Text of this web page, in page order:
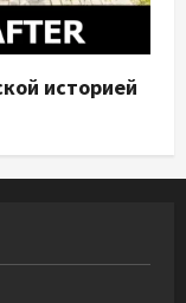
историей